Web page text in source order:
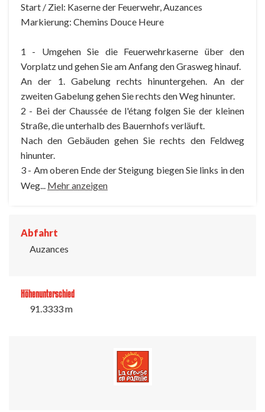
Start / Ziel: Kaserne der Feuerwehr, Auzances
Markierung: Chemins Douce Heure
1 - Umgehen Sie die Feuerwehrkaserne über den
Vorplatz und gehen Sie am Anfang den Grasweg hinauf.
An der 1. Gabelung rechts hinuntergehen. An der
zweiten Gabelung gehen Sie rechts den Weg hinunter.
2 - Bei der Chaussée de l'étang folgen Sie der kleinen
Straße, die unterhalb des Bauernhofs verläuft.
Nach den Gebäuden gehen Sie rechts den Feldweg
hinunter.
3 - Am oberen Ende der Steigung biegen Sie links in den
Weg... Mehr anzeigen
Abfahrt
Auzances
Höhenunterschied
91.3333 m